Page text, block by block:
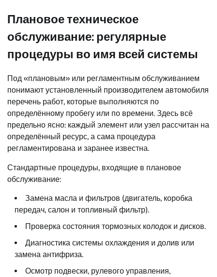
Плановое техническое
обслуживание: регулярные
процедуры во имя всей системы
Под «плановым» или регламентным обслуживанием
понимают установленный производителем автомобиля
перечень работ, которые выполняются по
определённому пробегу или по времени. Здесь всё
предельно ясно: каждый элемент или узел рассчитан на
определённый ресурс, а сама процедура
регламентирована и заранее известна.
Стандартные процедуры, входящие в плановое
обслуживание:
Замена масла и фильтров (двигатель, коробка
передач, салон и топливный фильтр).
Проверка состояния тормозных колодок и дисков.
Диагностика системы охлаждения и долив или
замена антифриза.
Осмотр подвески, рулевого управления,